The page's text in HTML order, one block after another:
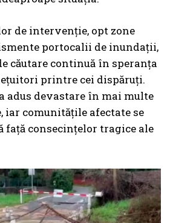
de intervenție, opt zone
portocalii de inundații,
căutare continuă în speranța
printre cei dispăruți.
adus devastare în mai multe
iar comunitățile afectate se
față consecințelor tragice ale